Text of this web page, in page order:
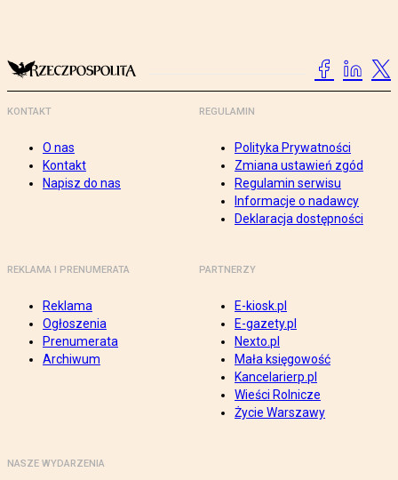
KONTAKT
O nas
Kontakt
Napisz do nas
REGULAMIN
Polityka Prywatności
Zmiana ustawień zgód
Regulamin serwisu
Informacje o nadawcy
Deklaracja dostępności
REKLAMA I PRENUMERATA
Reklama
Ogłoszenia
Prenumerata
Archiwum
PARTNERZY
E-kiosk.pl
E-gazety.pl
Nexto.pl
Mała księgowość
Kancelarierp.pl
Wieści Rolnicze
Życie Warszawy
NASZE WYDARZENIA